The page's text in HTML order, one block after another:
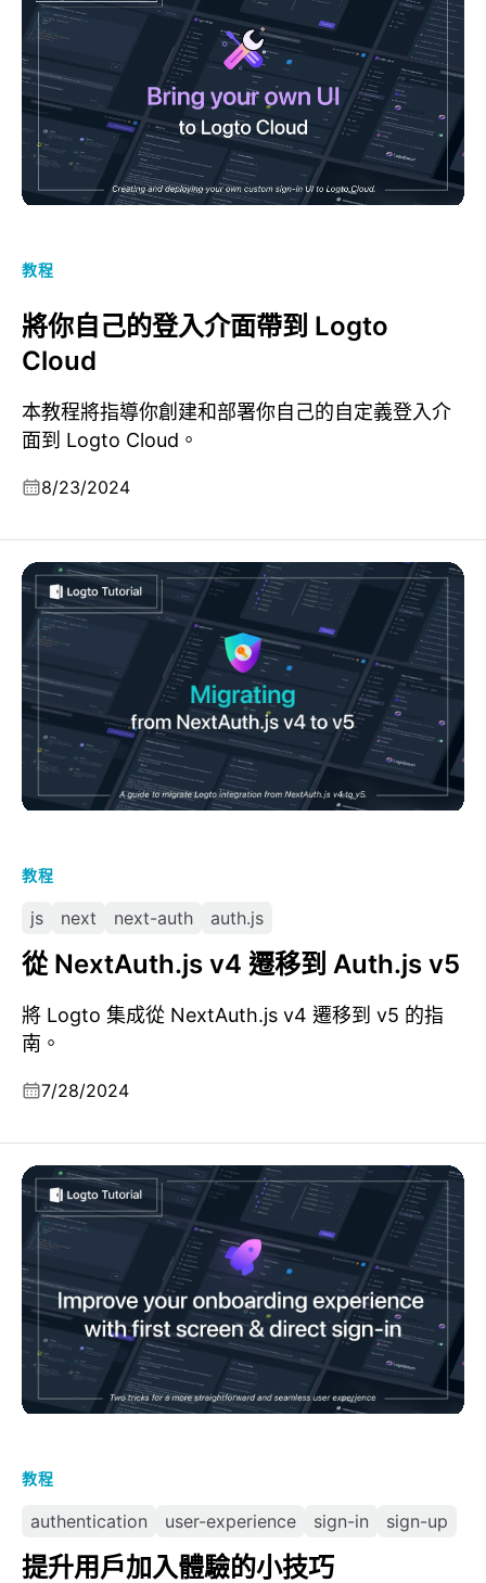
教程
將你自己的登入介面帶到 Logto
Cloud
本教程將指導你創建和部署你自己的自定義登入介
面到 Logto Cloud。
8/23/2024
教程
js next next-auth auth.js
從 NextAuth.js v4 遷移到 Auth.js v5
將 Logto 集成從 NextAuth.js v4 遷移到 v5 的指
南。
7/28/2024
從 NextAuth.js v4 遷移到 Auth.js v5
教程
authentication user-experience sign-in sign-up
提升用戶加入體驗的小技巧
提升用戶加入體驗的小技巧